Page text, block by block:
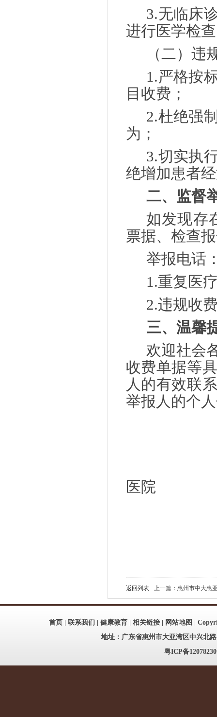
3.无临床
进行医学检
（二）违
1.严格按
目收费；
2.杜绝强
为；
3.切实执
绝增加患者
二、监督
如发现存
票据、检查
举报电话
1.重复医
2.违规收
三、温馨
欢迎社会
收费单据等
人的有效联
举报人的个
医院
返回列表 上一篇：惠州市中大惠
首页| 联系我们 健康教育| 相关链接| 网站地图 |
地址：广东省惠州市大亚湾区中兴北
粤ICP备